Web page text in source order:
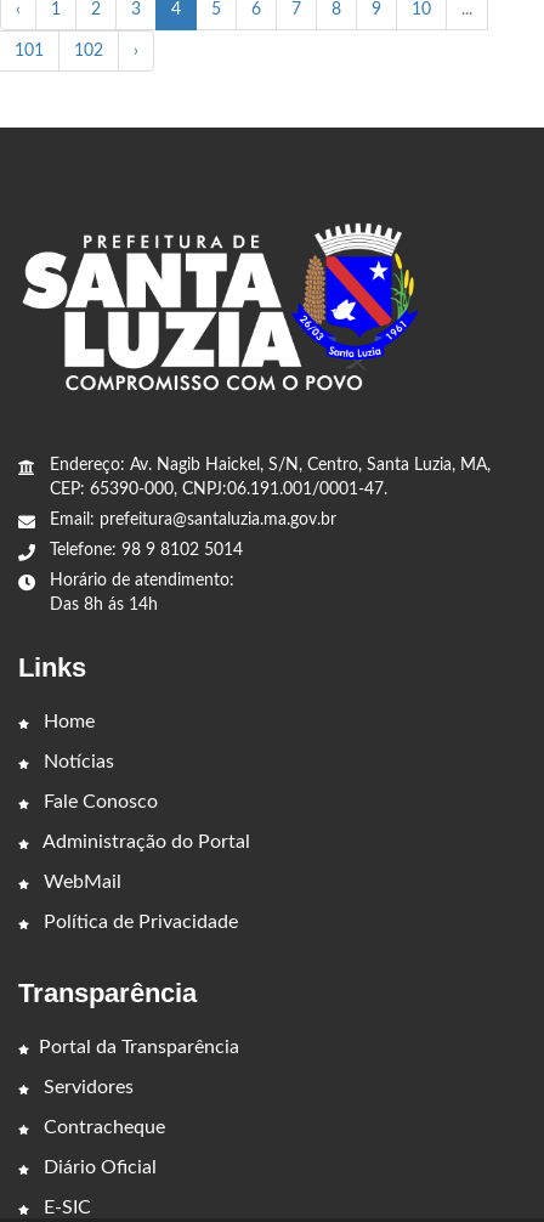
‹ 1 2 3 4 5 6 7 8 9 10 ...
101 102 ›
Endereço: Av. Nagib Haickel, S/N, Centro, Santa Luzia, MA,
CEP: 65390-000, CNPJ:06.191.001/0001-47.
Email: prefeitura@santaluzia.ma.gov.br
Telefone: 98 9 8102 5014
Horário de atendimento:
Das 8h ás 14h
Links
Home
Notícias
Fale Conosco
Administração do Portal
WebMail
Política de Privacidade
Transparência
Portal da Transparência
Servidores
Contracheque
Diário Oficial
E-SIC